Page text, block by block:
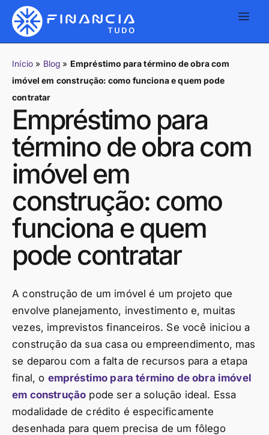
Início » Blog » Empréstimo para término de obra com
imóvel em construção: como funciona e quem pode
contratar
Empréstimo para
término de obra com
imóvel em
construção: como
funciona e quem
pode contratar
A construção de um imóvel é um projeto que
envolve planejamento, investimento e, muitas
vezes, imprevistos financeiros. Se você iniciou a
construção da sua casa ou empreendimento, mas
se deparou com a falta de recursos para a etapa
final, o empréstimo para término de obra imóvel
em construção pode ser a solução ideal. Essa
modalidade de crédito é especificamente
desenhada para quem precisa de um fôlego